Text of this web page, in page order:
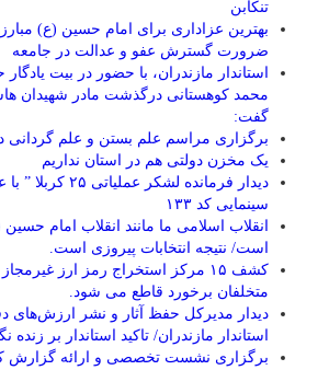
تنکابن
بهترین عزاداری برای امام حسین (ع)
ضرورت گسترش عفو و عدالت در جامعه
استاندار مازندران، با حضور در بیت
محمد کوهستانی درگذشت مادر شهیدان
گفت:
برگزاری مراسم علم بستن و علم گردانی
یک مخزن دولتی هم در استان نداریم
دیدار فرمانده لشکر
سینمایی کد ۱۳۳
انقلاب اسلامی ما مانند انقلاب امام
است/ نتیجه انتخابات پیروزی است.
کشف ۱۵ مرکز استخراج رمز ارز
متخلفان برخورد قاطع می شود.
دیدار مدیرکل حفظ آثار و نشر ارزش‌های
استاندار مازندران/ تاکید استاندار بر زنده
برگزاری نشست تخصصی و ارائه گزارش